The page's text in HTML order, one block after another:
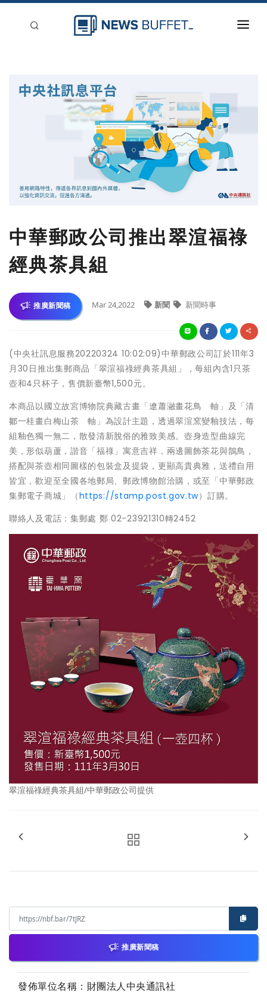
中華郵政公司推出翠渲福祿
經典茶具組
推廣新聞稿 Mar 24,2022 新聞 新聞時事
(中央社訊息服務20220324 10:02:09)中華郵政公司訂於111年3
月30日推出集郵商品「翠渲福祿經典茶具組」，每組內含1只茶
壺和4只杯子，售價新臺幣1,500元。
本商品以國立故宮博物院典藏古畫「遼蕭瀜畫花鳥 軸」及「清
鄒一桂畫白梅山茶 軸」為設計主題，透過翠渲窯變釉技法，每
組釉色獨一無二，散發清新脫俗的雅致美感。壺身造型曲線完
美，形似葫蘆，諧音「福祿」寓意吉祥，兩邊圖飾茶花與鵲鳥，
搭配與茶壺相同圖樣的包裝盒及提袋，更顯高貴典雅，送禮自用
皆宜，歡迎至全國各地郵局、郵政博物館洽購，或至「中華郵政
集郵電子商城」（https://stamp.post.gov.tw）訂購。
聯絡人及電話：集郵處 鄭 02-23921310轉2452
翠渲福祿經典茶具組/中華郵政公司提供
推廣新聞稿
發佈單位名稱：財團法人中央通訊社